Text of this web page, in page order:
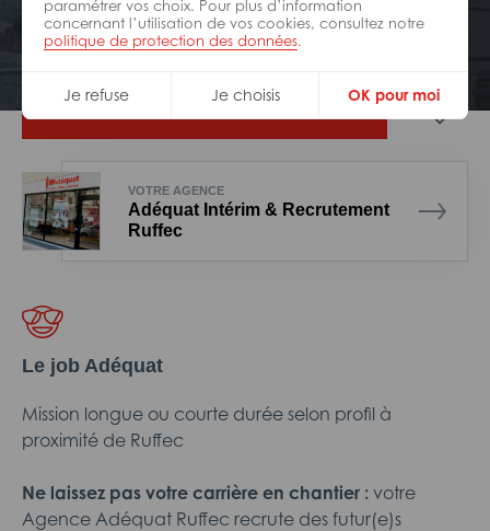
paramétrer vos choix. Pour plus d’information
concernant l’utilisation de vos cookies, consultez notre
politique de protection des données.
Je refuse Je choisis OK pour moi
Interim Ruffec
VOTRE AGENCE
Adéquat Intérim & Recrutement
Ruffec
Le job Adéquat
Mission longue ou courte durée selon profil à
proximité de Ruffec
Ne laissez pas votre carrière en chantier : votre
Agence Adéquat Ruffec recrute des futur(e)s